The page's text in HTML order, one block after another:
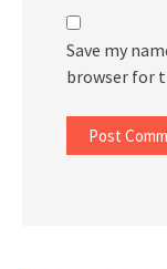
Save my
browser for